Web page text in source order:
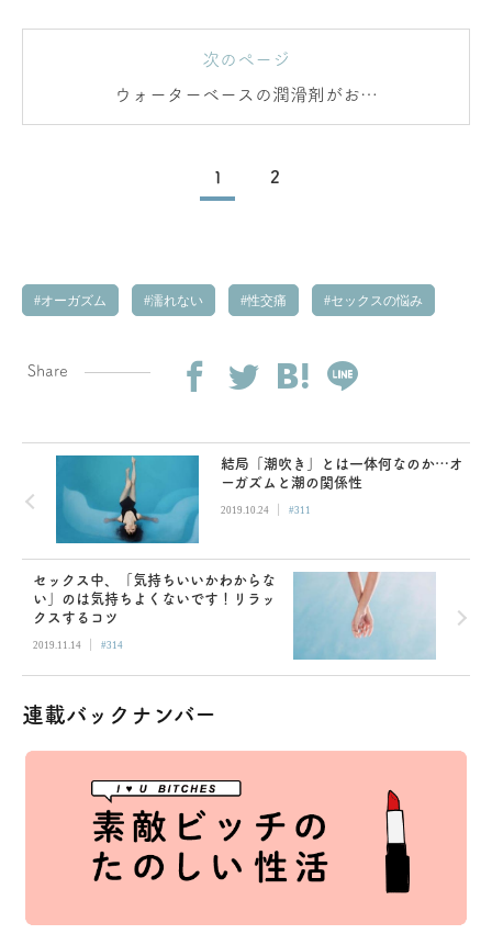
次のページ
ウォーターベースの潤滑剤がおす
すめ！
1 2
オーガズム 濡れない 性交痛 セックスの悩み
Share
結局「潮吹き」とは一体何なのか…オ
ーガズムと潮の関係性
2019.10.24 | #311
セックス中、「気持ちいいかわからな
い」のは気持ちよくないです！リラッ
クスするコツ
2019.11.14 | #314
連載バックナンバー